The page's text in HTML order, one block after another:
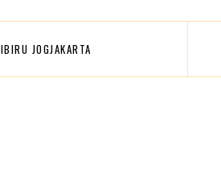
JOGJAKARTA